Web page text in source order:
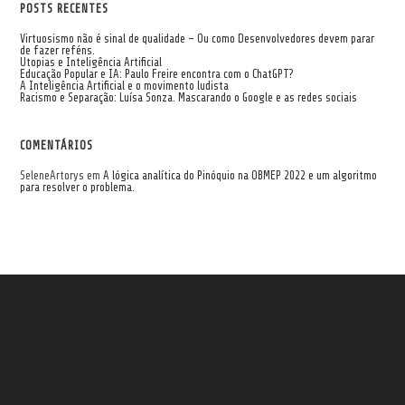
POSTS RECENTES
Virtuosismo não é sinal de qualidade – Ou como Desenvolvedores devem parar
de fazer reféns.
Utopias e Inteligência Artificial
Educação Popular e IA: Paulo Freire encontra com o ChatGPT?
A Inteligência Artificial e o movimento ludista
Racismo e Separação: Luísa Sonza. Mascarando o Google e as redes sociais
COMENTÁRIOS
SeleneArtorys emA lógica analítica do Pinóquio na OBMEP 2022 e um algoritmo
para resolver o problema.